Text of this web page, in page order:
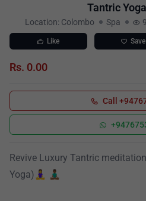
Tantric
Location: Colombo Spa
Like Save
Rs. 0.00
Call
Revive Luxury Tantric
Yoga)🧘‍♀️ 🧘🏾‍♂️